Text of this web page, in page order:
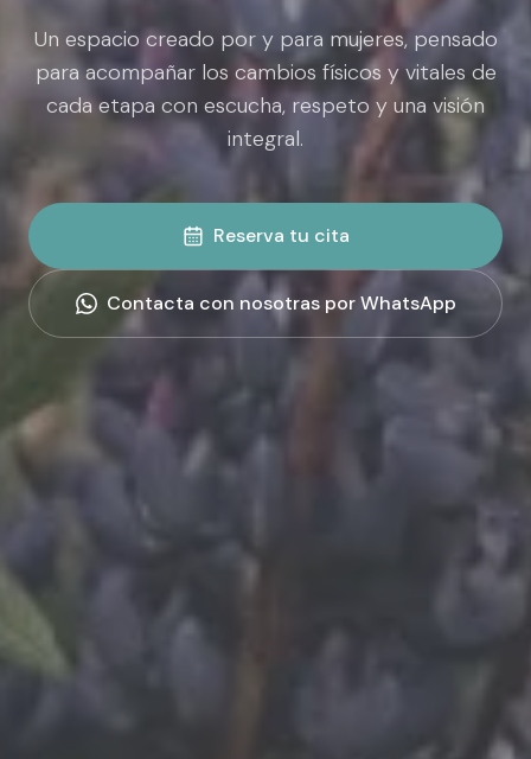
Un espacio creado por y para mujeres, pensado
para acompañar los cambios físicos y vitales de
cada etapa con escucha, respeto y una visión
integral.
Reserva tu cita
Contacta con nosotras por WhatsApp